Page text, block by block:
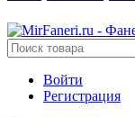
Войти
Регистрация